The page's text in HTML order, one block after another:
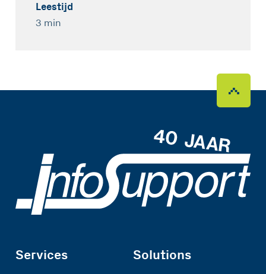
Leestijd
3 min
Services Solutions